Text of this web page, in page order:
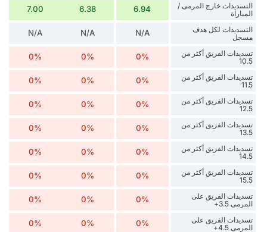
التسديدات خارج المرمى /
المباراة
6.94
6.38
7.00
التسديدات لكل هدف
مسجل
N/A
N/A
N/A
تسديدات الفريق أكثر من
10.5
0%
0%
0%
تسديدات الفريق أكثر من
11.5
0%
0%
0%
تسديدات الفريق أكثر من
12.5
0%
0%
0%
تسديدات الفريق أكثر من
13.5
0%
0%
0%
تسديدات الفريق أكثر من
14.5
0%
0%
0%
تسديدات الفريق أكثر من
15.5
0%
0%
0%
تسديدات الفريق على
المرمى 3.5+
0%
0%
0%
تسديدات الفريق على
المرمى 4.5+
0%
0%
0%